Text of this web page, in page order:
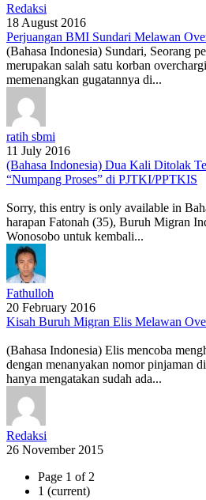
Redaksi
18 August 2016
Perjuangan BMI Sundari Melawan
(Bahasa Indonesia) Sundari, Seorang
merupakan salah satu korban
memenangkan gugatannya di...
ratih sbmi
11 July 2016
(Bahasa Indonesia) Dua Kali Ditolak
“Numpang Proses” di PJTKI/PPTKIS
Sorry, this entry is only available in
harapan Fatonah (35), Buruh Migran
Wonosobo untuk kembali...
Fathulloh
20 February 2016
Kisah Buruh Migran Elis Melawan
(Bahasa Indonesia) Elis mencoba
dengan menanyakan nomor pinjaman
hanya mengatakan sudah ada...
Redaksi
26 November 2015
Page 1 of 2
1 (current)